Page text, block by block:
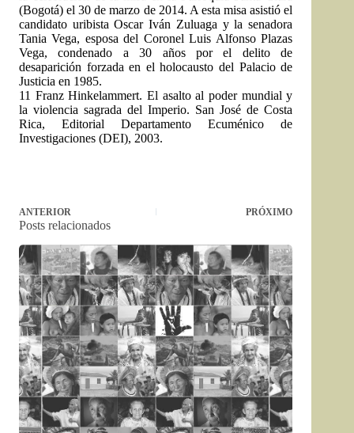
(Bogotá) el 30 de marzo de 2014. A esta misa asistió el
candidato uribista Oscar Iván Zuluaga y la senadora
Tania Vega, esposa del Coronel Luis Alfonso Plazas
Vega, condenado a 30 años por el delito de
desaparición forzada en el holocausto del Palacio de
Justicia en 1985.
11 Franz Hinkelammert. El asalto al poder mundial y
la violencia sagrada del Imperio. San José de Costa
Rica, Editorial Departamento Ecuménico de
Investigaciones (DEI), 2003.
ANTERIOR PRÓXIMO
Posts relacionados